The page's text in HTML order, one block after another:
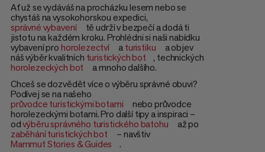
Ať už se vydáváš na procházku lesem nebo se
chystáš na vysokohorskou expedici,
správné vybavení
tě udrží v bezpečí a dodá ti
jistotu na každém kroku. Prohlédni si naši nabídku
vybavení prohorolezectví aturistiku
a objev
náš výběr kvalitních turistických bot
, technických
horolezeckých bot
a mnoho dalšího.
Chceš se dozvědět více o výběru správné obuvi?
Podívej se na našeho
průvodce turistickými botami
nebo průvodce
horolezeckými botami. Pro další tipy a inspiraci –
odvýběru správného turistického batohu
až po
zaběhání turistických bot
– navštiv
Mammut Stories & Guides
.